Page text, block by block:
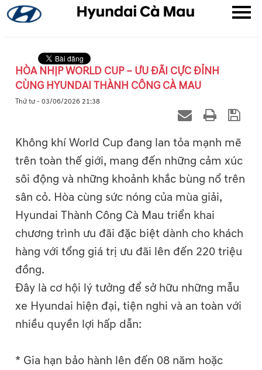
HÒA NHỊP WORLD CUP – ƯU ĐÃI CỰC ĐỈNH
CÙNG HYUNDAI THÀNH CÔNG CÀ MAU
Thứ tư - 03/06/2026 21:38
Không khí World Cup đang lan tỏa mạnh mẽ
trên toàn thế giới, mang đến những cảm xúc
sôi động và những khoảnh khắc bùng nổ trên
sân cỏ. Hòa cùng sức nóng của mùa giải,
Hyundai Thành Công Cà Mau triển khai
chương trình ưu đãi đặc biệt dành cho khách
hàng với tổng giá trị ưu đãi lên đến 220 triệu
đồng.
Đây là cơ hội lý tưởng để sở hữu những mẫu
xe Hyundai hiện đại, tiện nghi và an toàn với
nhiều quyền lợi hấp dẫn:
* Gia hạn bảo hành lên đến 08 năm hoặc